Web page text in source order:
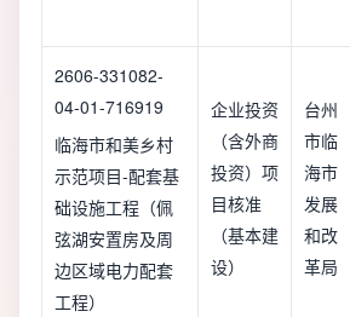
2606-331082-
04-01-716919
临海市和美乡村
示范项目-配套基
础设施工程（佩
弦湖安置房及周
边区域电力配套
工程）
企业投资
（含外商
投资）项
目核准
（基本建
设）
台州
市临
海市
发展
和改
革局